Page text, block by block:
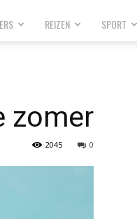
REIZEN SPORT
zomer
0
2045